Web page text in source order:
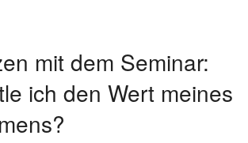
mit dem Seminar:
ich den Wert meines